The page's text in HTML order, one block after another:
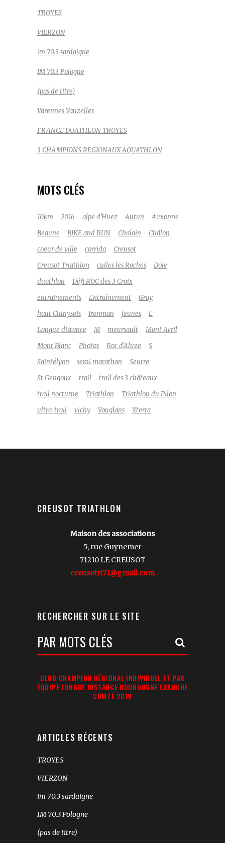
TROYES
VIERZON
im 70.3 sardaigne
IM 70.3 Pologne
(pas de titre)
Varennes Vauzelles
FRANCE DUATHLON TROYES
3 CHAMPIONS REGIONAUX AQUATHLON
MOTS CLÉS
10km 2016 alpe d'Huez Autun
Auxonne
Beaune
BIKE and RUN Chalain
Châlon
coeur de ville
corrida
Creusot
Creusot Triathlon
culles les Roches
Dole
duathlon
Défi ROC des 3 Croix
entrainements
Entraînement
Gray
haut Clunysois
Ironman jeunes
L
Longue distance
M meursault
Mont Avril
Mont Blanc
Photos Roc d'Aluze
S
Saintélyon
semi marathon
Seurre
St Gengoux
trail
trail des 3 châteaux
trail nocturne
Triathlon
Triathlon du Pilon
ultra-trail
vichy Vouglans Xterra
CREUSOT TRIATHLON
Maison des associations
5, rue Guynemer
71210 LE CREUSOT
creusotri71@gmail.com
RECHERCHER SUR LE SITE
Votre
Recherche:
CLUB CHAMPION RÉGIONAL INDIVIDUEL ET PAR
ÉQUIPE LONGUE DISTANCE BOURGOGNE FRANCHE
COMTÉ 2019
ARTICLES RÉCENTS
TROYES
VIERZON
im 70.3 sardaigne
IM 70.3 Pologne
(pas de titre)